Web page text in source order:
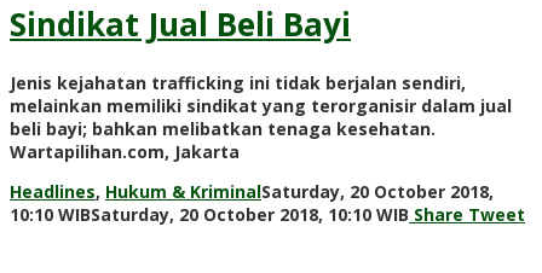
Sindikat Jual Beli Bayi
Jenis kejahatan trafficking ini tidak berjalan sendiri,
melainkan memiliki sindikat yang terorganisir dalam jual
beli bayi; bahkan melibatkan tenaga kesehatan.
Wartapilihan.com, Jakarta
Headlines, Hukum & KriminalSaturday, 20 October 2018,
10:10 WIBSaturday, 20 October 2018, 10:10 WIB by
Share Tweet